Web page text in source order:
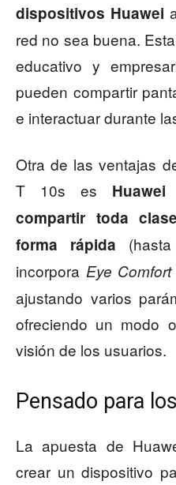
dispositivos Huawei
red no sea buena.
educativo y
pueden compartir
e interactuar durante
Otra de las ventajas
T 10s es Huawei
compartir toda
forma rápida
incorpora Eye Comfort
ajustando varios
ofreciendo un modo
visión de los usuarios.
Pensado para
La apuesta de
crear un dispositivo